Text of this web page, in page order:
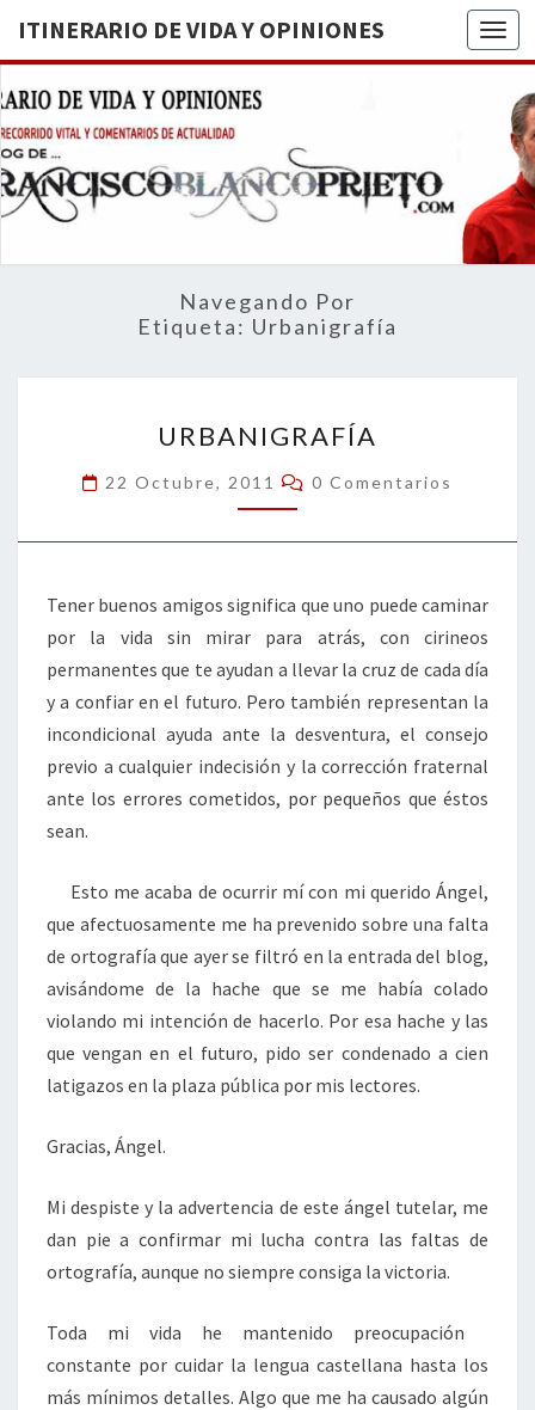
ITINERARIO DE VIDA Y OPINIONES
DE
BREVE
RECORRIDO
VITAL Y
ACTUALIDAD
Navegando Por
Etiqueta: Urbanigrafía
URBANIGRAFÍA
22 Octubre, 2011 Comentarios
0 Comentarios
Tener buenos amigos significa que uno puede caminar
por la vida sin mirar para atrás, con cirineos
permanentes que te ayudan a llevar la cruz de cada día
y a confiar en el futuro. Pero también representan la
incondicional ayuda ante la desventura, el consejo
previo a cualquier indecisión y la corrección fraternal
ante los errores cometidos, por pequeños que éstos
sean.
Esto me acaba de ocurrir mí con mi querido Ángel,
que afectuosamente me ha prevenido sobre una falta
de ortografía que ayer se filtró en la entrada del blog,
avisándome de la hache que se me había colado
violando mi intención de hacerlo. Por esa hache y las
que vengan en el futuro, pido ser condenado a cien
latigazos en la plaza pública por mis lectores.
Gracias, Ángel.
Mi despiste y la advertencia de este ángel tutelar, me
dan pie a confirmar mi lucha contra las faltas de
ortografía, aunque no siempre consiga la victoria.
Toda mi vida he mantenido preocupación
constante por cuidar la lengua castellana hasta los
más mínimos detalles. Algo que me ha causado algún